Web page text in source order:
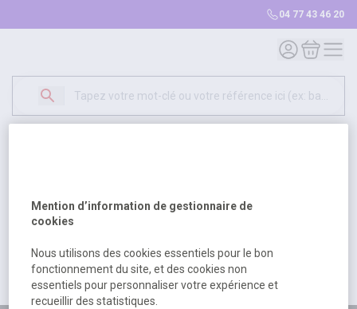
04 77 43 46 20
Mon compte
Mon
500
excuser pour la gêne occasionée.
Retour Retour à l'accueil
Mention d’information de gestionnaire de
cookies
Nous utilisons des cookies essentiels pour le bon
fonctionnement du site, et des cookies non
essentiels pour personnaliser votre expérience et
recueillir des statistiques.